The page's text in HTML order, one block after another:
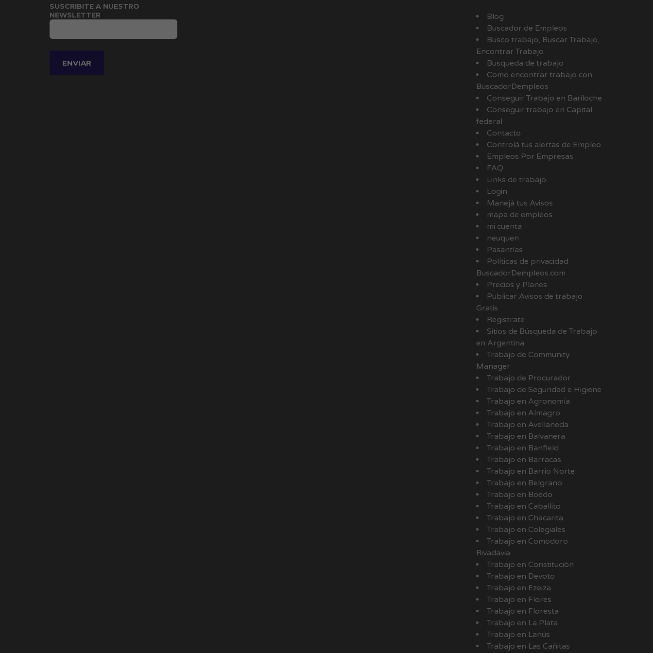
SUSCRIBITE A NUESTRO
NEWSLETTER
Blog
Buscador de Empleos
Busco trabajo, Buscar Trabajo,
Encontrar Trabajo
Busqueda de trabajo
Como encontrar trabajo con
BuscadorDempleos
Conseguir Trabajo en Bariloche
Conseguir trabajo en Capital
federal
Contacto
Controlá tus alertas de Empleo
Empleos Por Empresas
FAQ
Links de trabajo
Login
Manejá tus Avisos
mapa de empleos
mi cuenta
neuquen
Pasantías
Políticas de privacidad
BuscadorDempleos.com
Precios y Planes
Publicar Avisos de trabajo
Gratis
Registrate
Sitios de Búsqueda de Trabajo
en Argentina
Trabajo de Community
Manager
Trabajo de Procurador
Trabajo de Seguridad e Higiene
Trabajo en Agronomía
Trabajo en Almagro
Trabajo en Avellaneda
Trabajo en Balvanera
Trabajo en Banfield
Trabajo en Barracas
Trabajo en Barrio Norte
Trabajo en Belgrano
Trabajo en Boedo
Trabajo en Caballito
Trabajo en Chacarita
Trabajo en Colegiales
Trabajo en Comodoro
Rivadavia
Trabajo en Constitución
Trabajo en Devoto
Trabajo en Ezeiza
Trabajo en Flores
Trabajo en Floresta
Trabajo en La Plata
Trabajo en Lanús
Trabajo en Las Cañitas